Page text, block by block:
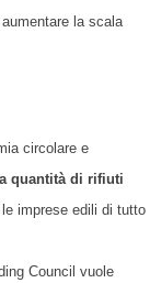
la scala
circolare e
quantità di rifiuti
imprese edili di tutto
Council vuole